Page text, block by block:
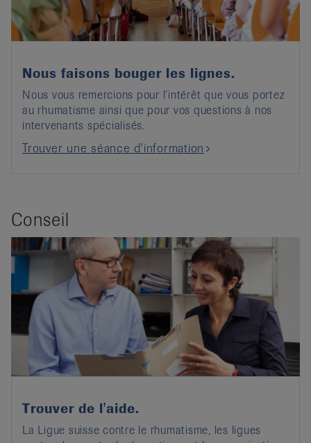
Nous faisons bouger les lignes.
Nous vous remercions pour l’intérêt que vous portez
au rhumatisme ainsi que pour vos questions à nos
intervenants spécialisés.
Trouver une séance d'information
Conseil
Trouver de l'aide.
La Ligue suisse contre le rhumatisme, les ligues